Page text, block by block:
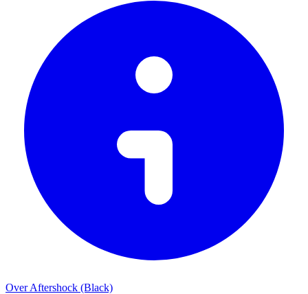
Over Aftershock (Black)